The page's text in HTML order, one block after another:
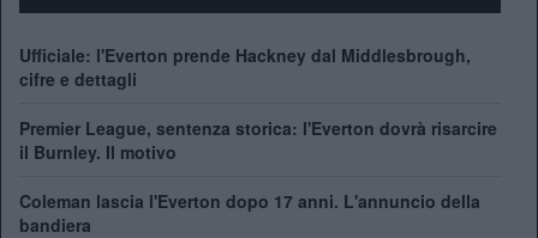
Ufficiale: l'Everton prende Hackney dal Middlesbrough,
cifre e dettagli
Premier League, sentenza storica: l'Everton dovrà risarcire
il Burnley. Il motivo
Coleman lascia l'Everton dopo 17 anni. L'annuncio della
bandiera